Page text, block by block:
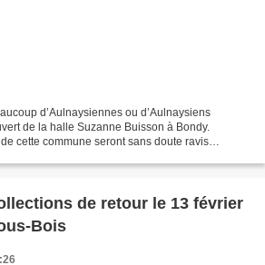
d’Aulnaysiennes ou d’Aulnaysiens
de la halle Suzanne Buisson à Bondy.
cette commune seront sans doute ravis
de retour le 13 février
Bois